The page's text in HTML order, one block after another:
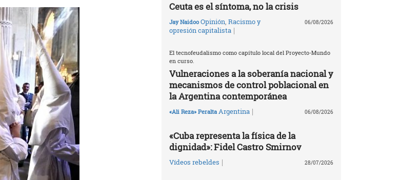
Ceuta es el síntoma, no la crisis
Jay Naidoo Opinión Racismo y
opresión capitalista |
06/08/2026
El tecnofeudalismo como capítulo local del Proyecto-Mundo
en curso.
Vulneraciones a la soberanía nacional y
mecanismos de control poblacional en
la Argentina contemporánea
«Ali Reza» Peralta Argentina | 06/08/2026
«Cuba representa la física de la
dignidad»: Fidel Castro Smirnov
Vídeos rebeldes | 28/07/2026